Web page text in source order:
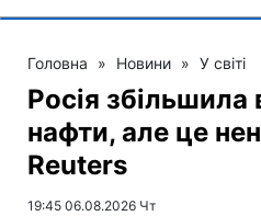
Головна » Новини » У світі
Росія збільшила
нафти, але це
Reuters
19:45 06.08.2026 Чт